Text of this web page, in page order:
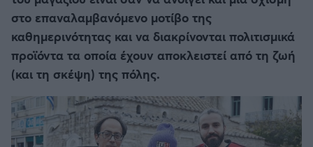
στο επαναλαμβανόμενο μοτίβο της
καθημερινότητας και να διακρίνονται πολιτισμικά
προϊόντα τα οποία έχουν αποκλειστεί από τη ζωή
(και τη σκέψη) της πόλης.